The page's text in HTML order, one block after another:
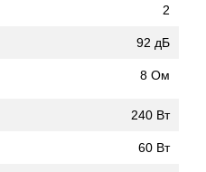
2
92 дБ
8 Ом
240 Вт
60 Вт